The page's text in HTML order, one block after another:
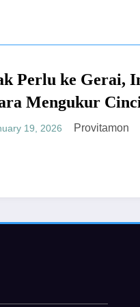
Gerai, Ini
Cincin
Akurat
Provitamon